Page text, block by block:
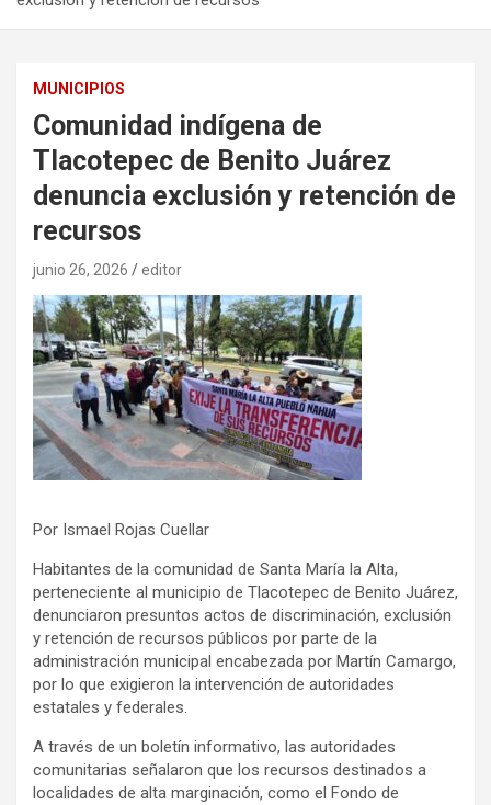
MUNICIPIOS
Comunidad indígena de
Tlacotepec de Benito Juárez
denuncia exclusión y retención de
recursos
junio 26, 2026 editor
Por Ismael Rojas Cuellar
Habitantes de la comunidad de Santa María la Alta,
perteneciente al municipio de Tlacotepec de Benito Juárez,
denunciaron presuntos actos de discriminación, exclusión
y retención de recursos públicos por parte de la
administración municipal encabezada por Martín Camargo,
por lo que exigieron la intervención de autoridades
estatales y federales.
A través de un boletín informativo, las autoridades
comunitarias señalaron que los recursos destinados a
localidades de alta marginación, como el Fondo de